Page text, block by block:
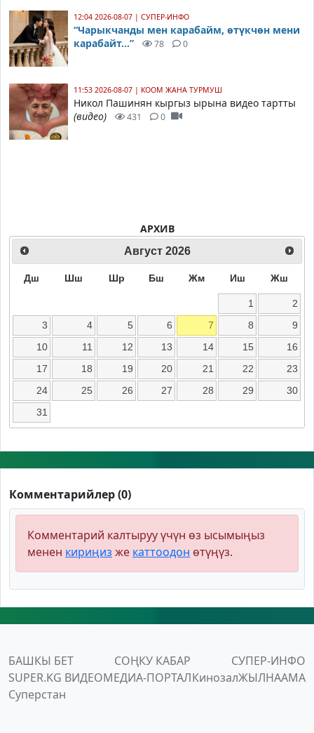
12:04 2026-08-07 | СУПЕР-ИНФО
“Чарыкчанды мен карабайм, өтүкчөн мени
карабайт...”
78 0
11:53 2026-08-07 | КООМ ЖАНА ТУРМУШ
Никол Пашинян кыргыз ырына видео тартты
(видео)
431 0
АРХИВ
Август 2026
Дш Шш Шр Бш Жм Иш Жш
1
2
3
4 5 6 7 8
9
10
11 12 13 14 15
16
17
18 19 20 21 22
23
24
25 26 27 28 29
30
31
Комментарийлер (0)
Комментарий калтыруу үчүн өз ысымыңыз
менен кириңиз же каттоодон өтүңүз.
БАШКЫ БЕТ СОҢКУ КАБАР
СУПЕР-ИНФО
SUPER.KG ВИДЕОМЕДИА-ПОРТАЛКинозалЖЫЛНААМА
Суперстан